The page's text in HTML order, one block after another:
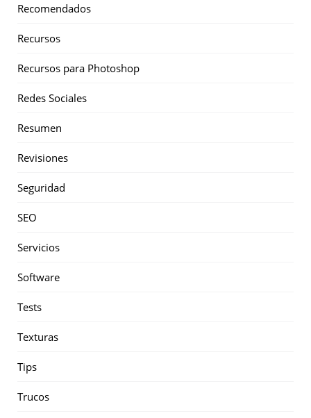
Recomendados
Recursos
Recursos para Photoshop
Redes Sociales
Resumen
Revisiones
Seguridad
SEO
Servicios
Software
Tests
Texturas
Tips
Trucos